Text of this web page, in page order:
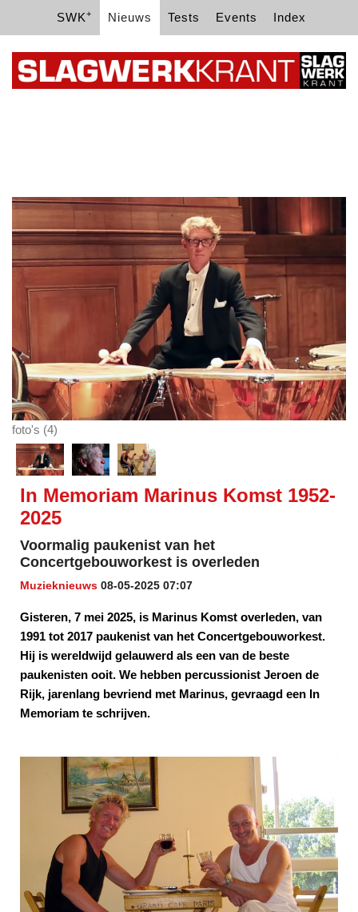
SWK+ Nieuws Tests Events Index
foto's (4)
In Memoriam Marinus Komst 1952-
2025
Voormalig paukenist van het
Concertgebouworkest is overleden
Muzieknieuws 08-05-2025 07:07
Gisteren, 7 mei 2025, is Marinus Komst overleden, van
1991 tot 2017 paukenist van het Concertgebouworkest.
Hij is wereldwijd gelauwerd als een van de beste
paukenisten ooit. We hebben percussionist Jeroen de
Rijk, jarenlang bevriend met Marinus, gevraagd een In
Memoriam te schrijven.